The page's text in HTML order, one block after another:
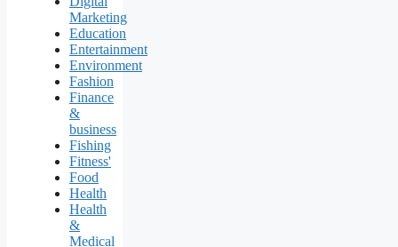
Marketing
Education
Entertainment
Environment
Fashion
Finance
&
business
Fishing
Fitness'
Food
Health
Health
&
Medical